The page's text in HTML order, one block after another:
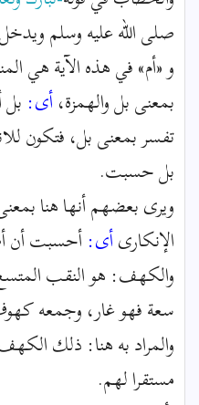
صلى الله عليه وسلم
و «أم» في هذه الآية هي
بمعنى بل والهمزة،أى:
تفسر بمعنى بل، فتكون
بل حسبت.
ويرى بعضهم أنها هنا
الإنكارىأى:أحسبت أن
والكهف: هو النقب
سعة فهو غار، وجمعه
والمراد به هنا: ذلك
مستقرا لهم.